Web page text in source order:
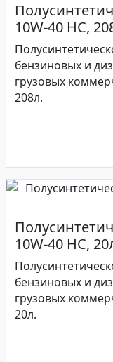
10W-40 HC,
бензиновых и
грузовых
208л.
10W-40 HC,
бензиновых и
грузовых
20л.